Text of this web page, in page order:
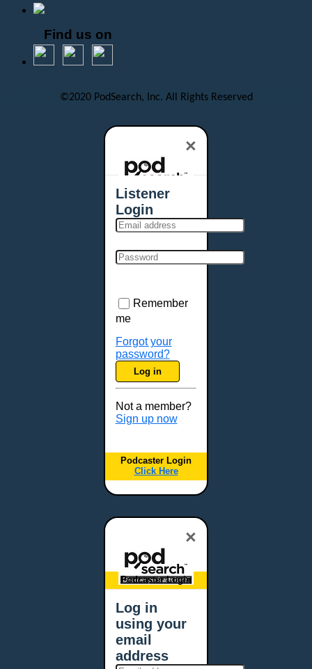
Find us on
©2020 PodSearch, Inc. All Rights Reserved
×
Listener
Login
Remember
me
Forgot your
password?
Log in
Not a member?
Sign up now
Podcaster Login
Click Here
×
Podcaster Login
Log in
using your
email
address